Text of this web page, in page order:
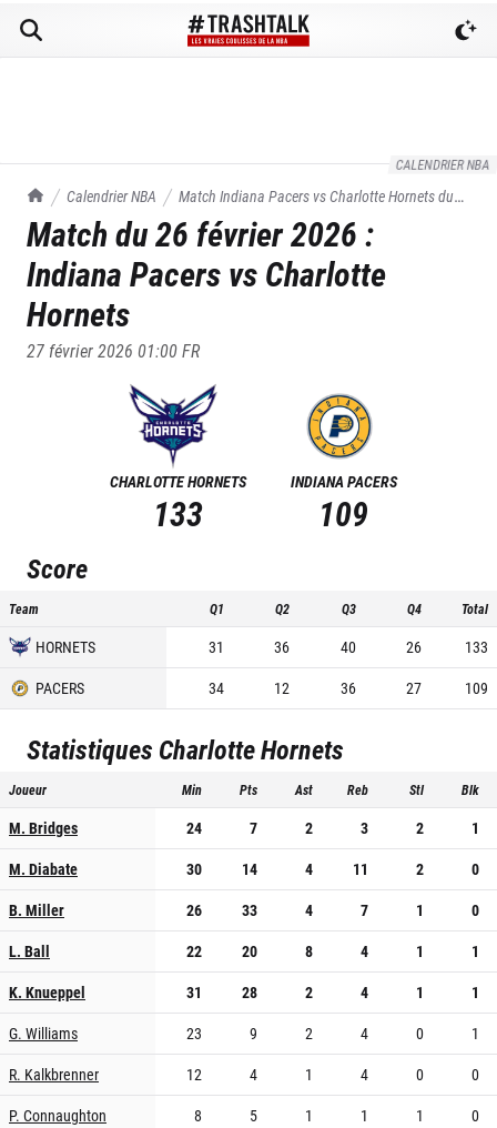
CALENDRIER NBA
TrashTalk Actu NBA
Calendrier NBA Match Indiana Pacers vsCharlotte Hornetsdu
26/02/2026
Match du26 février 2026 :
Indiana Pacers vs Charlotte
Hornets
27 février 2026 01:00FR
CHARLOTTE HORNETS
133
INDIANA PACERS
109
Score
Team Q1 Q2 Q3 Q4 Total
HORNETS 31 36 40 26
133
PACERS
34 12 36 27 109
Statistiques Charlotte Hornets
Joueur Min Pts Ast Reb Stl Blk
M. Bridges 24 7 2 3 2
1
M. Diabate
30 14 4 11 2
0
B. Miller
26 33 4 7 1
0
L. Ball
22 20 8 4 1
1
K. Knueppel
31 28 2 4 1
1
G. Williams
23 9 2 4 0
1
R. Kalkbrenner
12 4 1 4 0
0
P. Connaughton
8 5 1 1 1
0